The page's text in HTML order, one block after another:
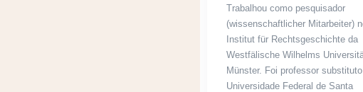
Trabalhou como pesquisador
(wissenschaftlicher Mitarbeiter)
Institut für Rechtsgeschichte da
Westfälische Wilhelms­
Münster. Foi professor
Universidade Federal de Santa